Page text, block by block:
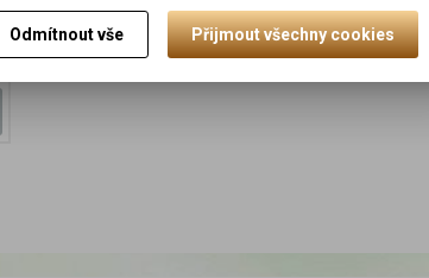
Odmítnout vše Přijmout všechny cookies